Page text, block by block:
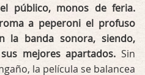
público, monos de feria.
a peperoni el profuso
la banda sonora, siendo,
mejores apartados. Sin
la película se balancea